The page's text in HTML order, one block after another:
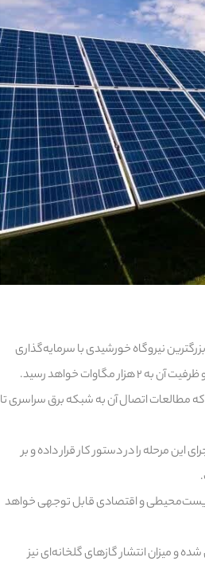
نیروگاه خورشیدی با سرمایه‌گذاری
خواهد رسید.
با ظرفیت ۳۵۰ مگاوات احداث می‌شود که مطالعات اتصال آن به شبکه برق سراسری تا
این مرحله را در دستور کار قرار داده و بر
زیست‌محیطی و اقتصادی قابل توجهی خواهد
و میزان انتشار گازهای گلخانه‌ای نیز